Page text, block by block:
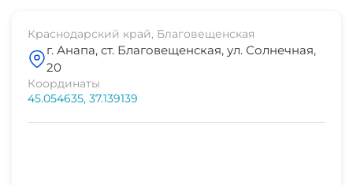
банкомат Сбербанк
аптека
5 мин
Краснодарский край, Благовещенская
г. Анапа, ст. Благовещенская, ул. Солнечная,
20
Координаты
45.054635, 37.139139